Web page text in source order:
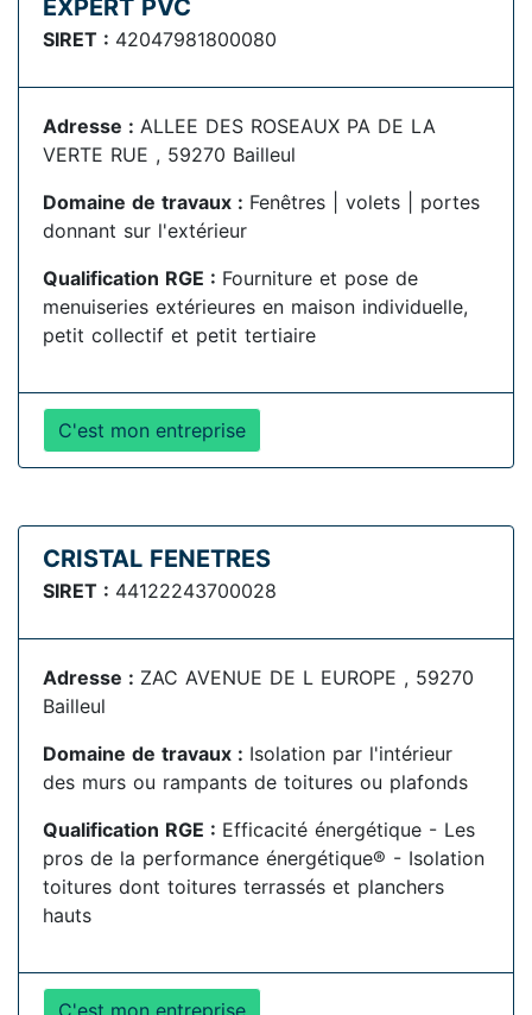
EXPERT PVC
SIRET : 42047981800080
Adresse : ALLEE DES ROSEAUX PA DE LA
VERTE RUE , 59270 Bailleul
Domaine de travaux : Fenêtres | volets | portes
donnant sur l'extérieur
Qualification RGE : Fourniture et pose de
menuiseries extérieures en maison individuelle,
petit collectif et petit tertiaire
C'est mon entreprise
CRISTAL FENETRES
SIRET : 44122243700028
Adresse : ZAC AVENUE DE L EUROPE , 59270
Bailleul
Domaine de travaux : Isolation par l'intérieur
des murs ou rampants de toitures ou plafonds
Qualification RGE : Efficacité énergétique - Les
pros de la performance énergétique® - Isolation
toitures dont toitures terrassés et planchers
hauts
C'est mon entreprise